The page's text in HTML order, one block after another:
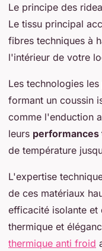
Le principe des
Le tissu principal
fibres techniques à
l'intérieur de votre
Les technologies
formant un coussin
comme l'enduction
leurs
de température
L'expertise
de ces matériaux
efficacité isolante et
thermique et
thermique anti froid